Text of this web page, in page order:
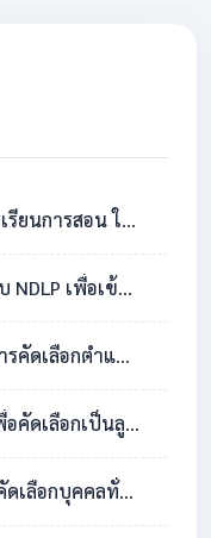
ที่ 31 กรกฎาคม 2569
ช้งาน Chromebook
จ้าง วิชาเอกสังคมศึกษา
รูอัตราจ้าง วิชาเอกสังคมศึกษา
ว ตำแหน่ง แม่บ้าน/นักการภารโรง